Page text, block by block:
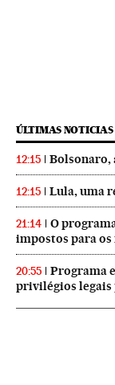
ÚLTIMAS NOTICIAS
12:15 Bolsonaro,
12:15 Lula, uma
21:14
O
impostos para
20:55
Programa
privilégios legais